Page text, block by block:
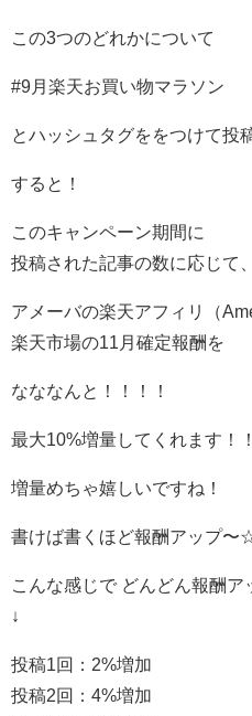
この3つのどれかについて
#9月楽天お買い物マラソン
とハッシュタグををつけて投
すると！
このキャンペーン期間に
投稿された記事の数に応じて、
アメーバの楽天アフィリ（
楽天市場の11月確定報酬を
なななんと！！！！
最大10%増量してくれます！！
増量めちゃ嬉しいですね！
書けば書くほど報酬アップ〜
こんな感じで どんどん報酬ア
↓
投稿1回：2%増加
投稿2回：4%増加